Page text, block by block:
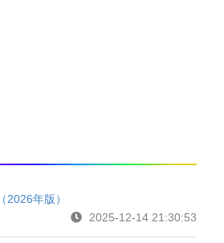
2026年版）
2025-12-14 21:30:53